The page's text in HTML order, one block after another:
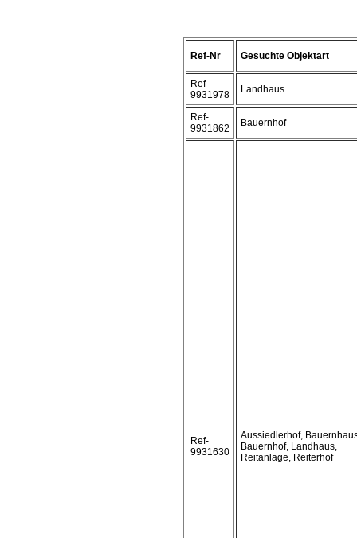
Ref-Nr Gesuchte Objektart
Ref-
9931978
Landhaus
Ref-
9931862
Bauernhof
Ref-
9931630
Aussiedlerhof,
Bauernhof, Landhaus,
Reitanlage, Reiterhof